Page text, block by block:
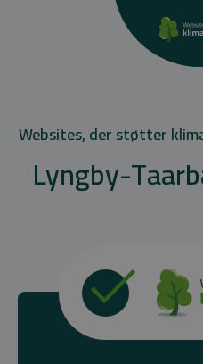
Websites, der støtter
Lyngby-